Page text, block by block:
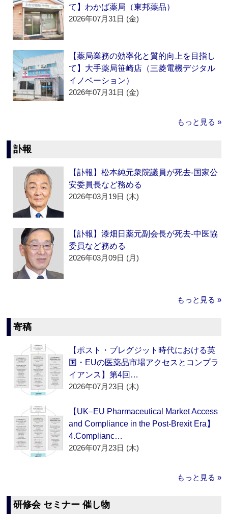
て】わかば薬局（東邦薬品）
2026年07月31日 (金)
【薬局業務の効率化と質的向上を目指し
て】大手薬局笹崎店（三菱電機デジタル
イノベーション）
2026年07月31日 (金)
もっと見る »
訃報
【訃報】松本純元衆院議員が死去‐国家公
安委員長など務める
2026年03月19日 (木)
【訃報】漆畑日薬元副会長が死去‐中医協
委員など務める
2026年03月09日 (月)
もっと見る »
寄稿
【ポスト・ブレグジット時代における英
国・EUの医薬品市場アクセスとコンプラ
イアンス】第4回…
2026年07月23日 (木)
【UK–EU Pharmaceutical Market Access
and Compliance in the Post-Brexit Era】
4.Complianc…
2026年07月23日 (木)
もっと見る »
研修会 セミナー 催し物